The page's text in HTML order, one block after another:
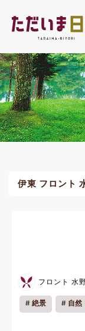
伊東 フロント
フロント 水
絶景 自然